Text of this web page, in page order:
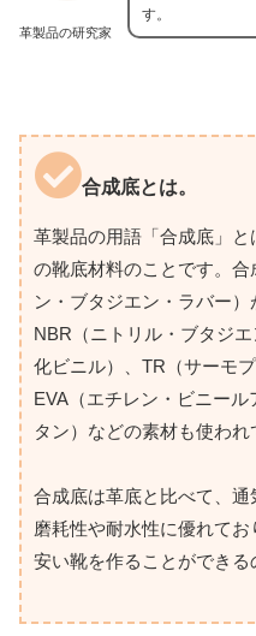
革製品の研究家
す。
合成底とは。
革製品の用語「合成底」
の靴底材料のことです。
ン・ブタジエン・ラバー
NBR（ニトリル・ブタジ
化ビニル）、TR（サーモ
EVA（エチレン・ビニー
タン）などの素材も使われ
合成底は革底と比べて、
磨耗性や耐水性に優れて
安い靴を作ることができる